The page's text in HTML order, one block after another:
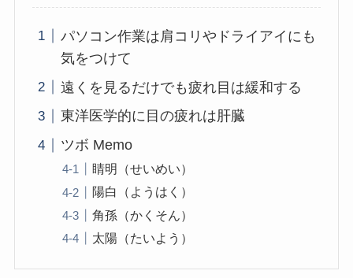
パソコン作業は肩コリやドライアイにも
気をつけて
遠くを見るだけでも疲れ目は緩和する
東洋医学的に目の疲れは肝臓
ツボ Memo
睛明（せいめい）
陽白（ようはく）
角孫（かくそん）
太陽（たいよう）